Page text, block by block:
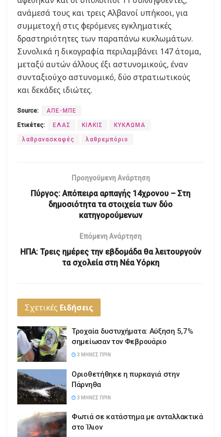
ανάμεσά τους και τρεις Αλβανοί υπήκοοι, για
συμμετοχή στις φερόμενες εγκληματικές
δραστηριότητες των παραπάνω κυκλωμάτων.
Συνολικά η δικογραφία περιλαμβάνει 147 άτομα,
μεταξύ αυτών άλλους έξι αστυνομικούς, έναν
συνταξιούχο αστυνομικό, δύο στρατιωτικούς
και δεκάδες ιδιώτες.
Source: ΑΠΕ-ΜΠΕ
Ετικέτες: ΕΛΑΣ ΚΙΛΚΙΣ ΚΥΚΛΩΜΑ
λαθρανασκαφές λαθρεμπόριο
Προηγούμενη Ανάρτηση
Πύργος: Απόπειρα αρπαγής 14χρονου – Στη
δημοσιότητα τα στοιχεία των δύο
κατηγορούμενων
Επόμενη Ανάρτηση
ΗΠΑ: Τρεις ημέρες την εβδομάδα θα λειτουργούν
τα σχολεία στη Νέα Υόρκη
Σχετικές Ειδήσεις
Τροχαία δυστυχήματα: Αύξηση 5,7%
σημείωσαν τον Φεβρουάριο
3 ΜΉΝΕΣ ΠΡΙΝ
Οριοθετήθηκε η πυρκαγιά στην
Πάρνηθα
3 ΜΉΝΕΣ ΠΡΙΝ
Φωτιά σε κατάστημα με ανταλλακτικά
στο Ίλιον